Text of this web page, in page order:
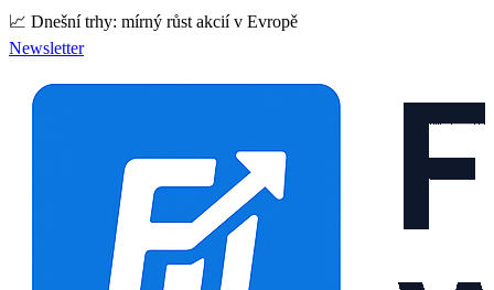
📈 Dnešní trhy: mírný růst akcií v Evropě
Newsletter